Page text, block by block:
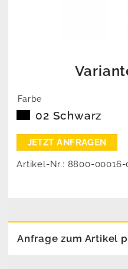
Farbe
02 Schwarz
Artikel-Nr.: 8800-00016-
Anfrage zum Artikel